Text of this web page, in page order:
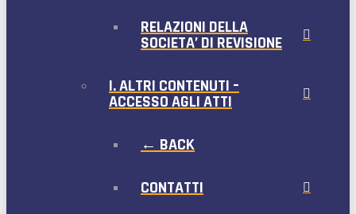
RELAZIONI DELLA
SOCIETA’ DI REVISIONE
I. ALTRI CONTENUTI –
ACCESSO AGLI ATTI
← BACK
CONTATTI